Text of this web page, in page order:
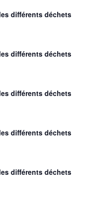
différents déchets
différents déchets
différents déchets
différents déchets
différents déchets